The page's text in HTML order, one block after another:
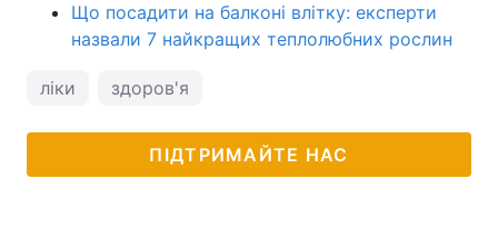
Що посадити на балконі влітку: експерти
назвали 7 найкращих теплолюбних рослин
ліки здоров'я
ПІДТРИМАЙТЕ НАС